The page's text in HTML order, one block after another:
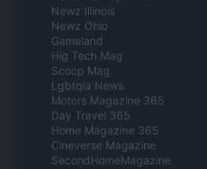
Newz Illinois
Newz Ohio
Gameland
Hig Tech Mag
Scoop Mag
Lgbtqia News
Motors Magazine 365
Day Travel 365
Home Magazine 365
Cineverse Magazine
SecondHomeMagazine